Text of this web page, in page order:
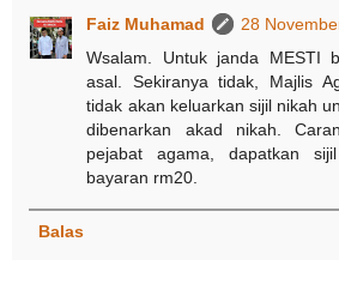
Faiz Muhamad
28
Wsalam. Untuk janda MESTI
asal. Sekiranya tidak, Majlis
tidak akan keluarkan sijil nikah
dibenarkan akad nikah.
pejabat agama, dapatkan
bayaran rm20.
Balas